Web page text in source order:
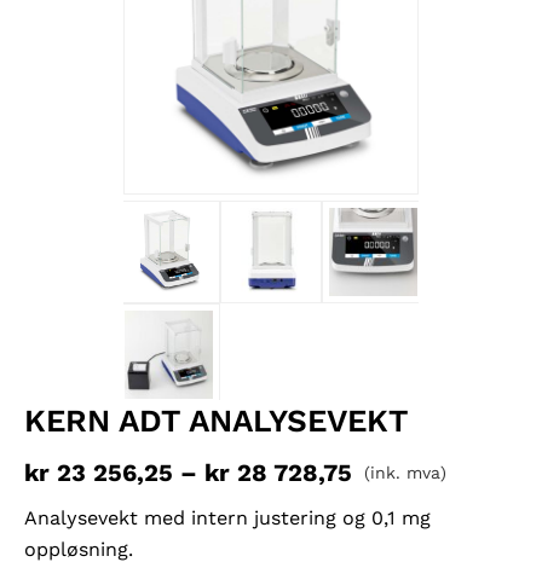
KERN ADT ANALYSEVEKT
kr 23 256,25 – kr 28 728,75 (ink. mva)
Analysevekt med intern justering og 0,1 mg
oppløsning.